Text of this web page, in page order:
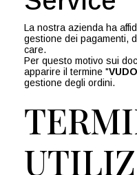
La nostra azienda ha
gestione dei pagamenti,
care.
Per questo motivo sui
apparire il termine "
gestione degli ordini.